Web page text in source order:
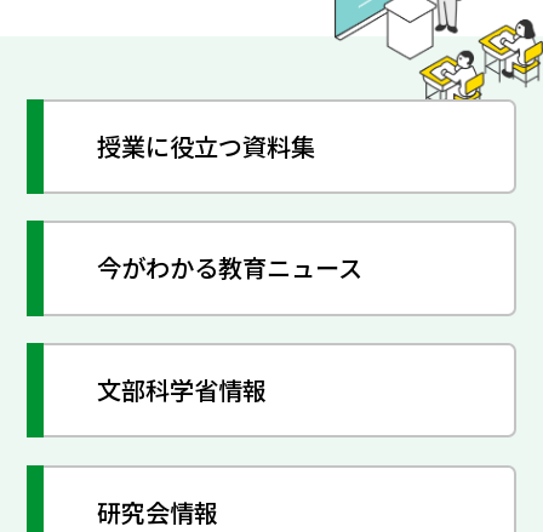
授業に役立つ資料集
今がわかる教育ニュース
文部科学省情報
研究会情報